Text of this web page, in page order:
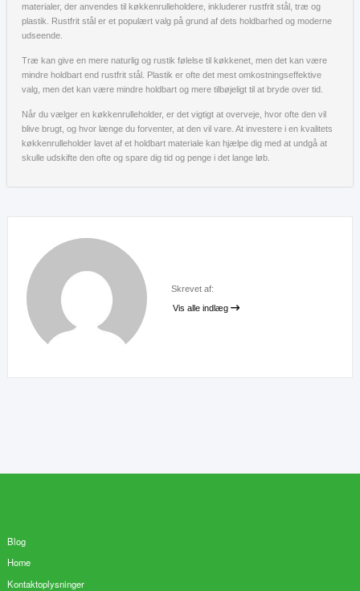
materialer, der anvendes til køkkenrulleholdere, inkluderer rustfrit stål, træ og
plastik. Rustfrit stål er et populært valg på grund af dets holdbarhed og moderne
udseende.
Træ kan give en mere naturlig og rustik følelse til køkkenet, men det kan være
mindre holdbart end rustfrit stål. Plastik er ofte det mest omkostningseffektive
valg, men det kan være mindre holdbart og mere tilbøjeligt til at bryde over tid.
Når du vælger en køkkenrulleholder, er det vigtigt at overveje, hvor ofte den vil
blive brugt, og hvor længe du forventer, at den vil vare. At investere i en kvalitets
køkkenrulleholder lavet af et holdbart materiale kan hjælpe dig med at undgå at
skulle udskifte den ofte og spare dig tid og penge i det lange løb.
Skrevet af:
Vis alle indlæg
Blog
Home
Kontaktoplysninger